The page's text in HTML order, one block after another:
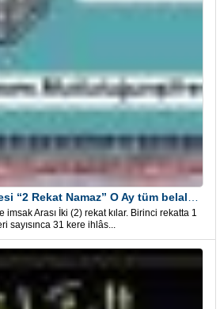
imsak Arası İki (2) rekat kılar. Birinci rekatta 1
sayısınca 31 kere ihlâs...